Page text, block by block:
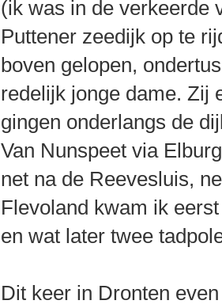
(ik was in de verkeerde
Puttener zeedijk op te
boven gelopen,
redelijk jonge dame. Zij
gingen onderlangs de
Van Nunspeet via
net na de Reevesluis,
Flevoland kwam ik
en wat later twee
Dit keer in Dronten